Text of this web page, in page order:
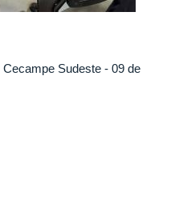
Sudeste - 09 de